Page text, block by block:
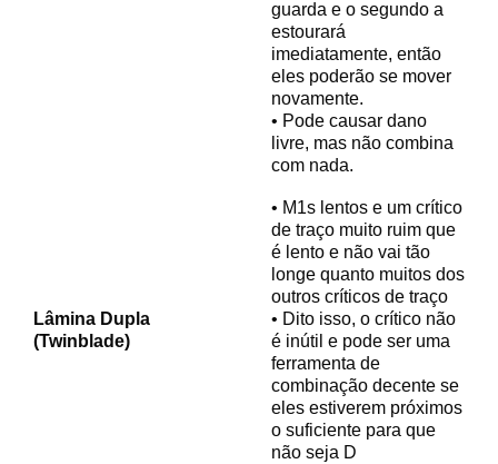
guarda e o segundo a
estourará
imediatamente, então
eles poderão se mover
novamente.
• Pode causar dano
livre, mas não combina
com nada.
Lâmina Dupla
(Twinblade)
• M1s lentos e um crítico
de traço muito ruim que
é lento e não vai tão
longe quanto muitos dos
outros críticos de traço
• Dito isso, o crítico não
é inútil e pode ser uma
ferramenta de
combinação decente se
eles estiverem próximos
o suficiente para que
não seja D